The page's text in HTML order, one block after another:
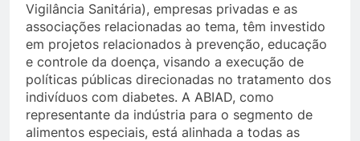
Vigilância Sanitária), empresas privadas e as
associações relacionadas ao tema, têm investido
em projetos relacionados à prevenção, educação
e controle da doença, visando a execução de
políticas públicas direcionadas no tratamento dos
indivíduos com diabetes. A ABIAD, como
representante da indústria para o segmento de
alimentos especiais, está alinhada a todas as